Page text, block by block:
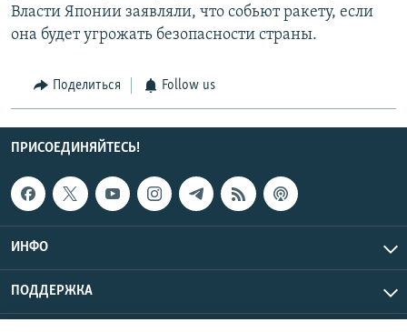
Власти Японии заявляли, что собьют ракету, если
она будет угрожать безопасности страны.
Поделиться Follow us
ПРИСОЕДИНЯЙТЕСЬ!
ИНФО
ПОДДЕРЖКА